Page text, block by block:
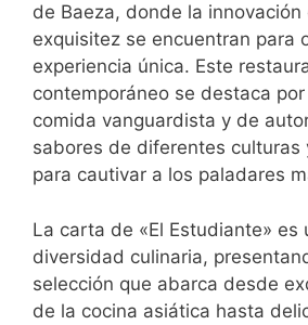
de Baeza, donde la innovación
exquisitez se encuentran para
experiencia única. Este
contemporáneo se destaca
comida vanguardista y de
sabores de diferentes culturas
para cautivar a los paladares
La carta de «El Estudiante» es
diversidad culinaria,
selección que abarca desde
de la cocina asiática hasta